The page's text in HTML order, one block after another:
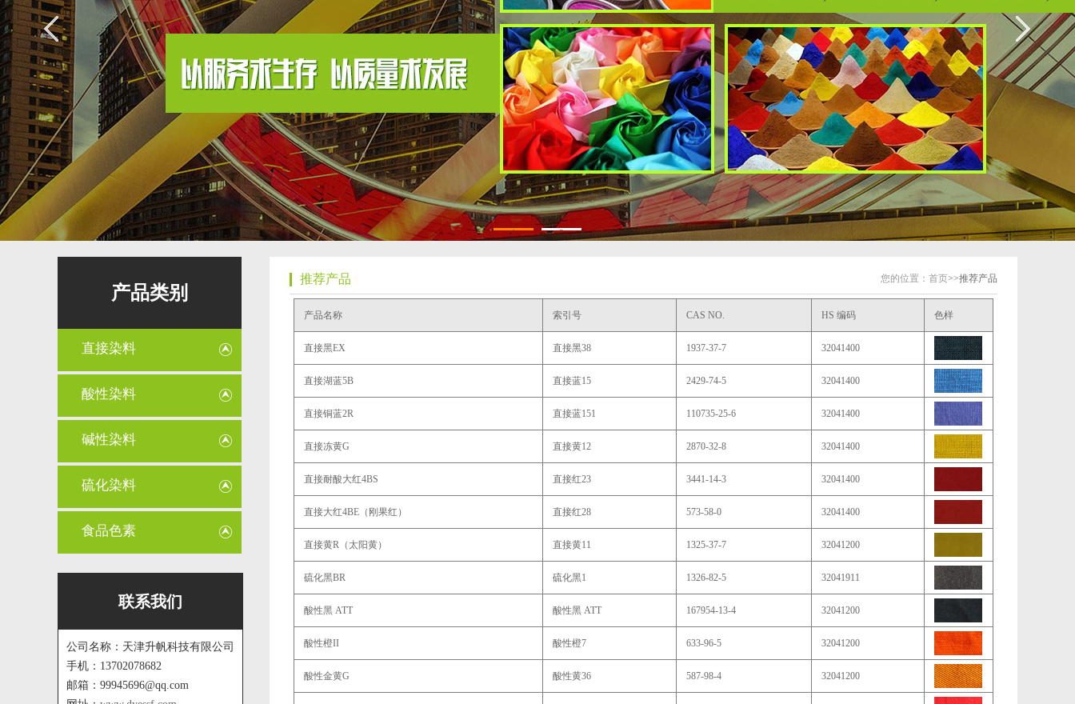
1 2
产品类别
直接染料
酸性染料
碱性染料
硫化染料
食品色素
联系我们
公司名称：天津升帆科技有限公司
手机：13702078682
邮箱：99945696@qq.com
推荐产品 您的位置： 首页>>推荐产品
产品名称 索引号 CAS NO. HS 编码 色样
直接黑EX 直接黑38 1937-37-7 32041400
直接湖蓝5B 直接蓝15 2429-74-5 32041400
直接铜蓝2R 直接蓝151 110735-25-6 32041400
直接冻黄G 直接黄12 2870-32-8 32041400
直接耐酸大红4BS 直接红23 3441-14-3 32041400
直接大红4BE（刚果红） 直接红28 573-58-0 32041400
直接黄R（太阳黄） 直接黄11 1325-37-7 32041200
硫化黑BR 硫化黑1 1326-82-5 32041911
酸性黑 ATT 酸性黑 ATT 167954-13-4 32041200
酸性橙II 酸性橙7 633-96-5 32041200
酸性金黄G 酸性黄36 587-98-4 32041200